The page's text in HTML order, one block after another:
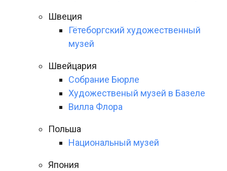
Швеция
Гётеборгский художественный
музей
Швейцария
Собрание Бюрле
Художественый музей в Базеле
Вилла Флора
Польша
Национальный музей
Япония